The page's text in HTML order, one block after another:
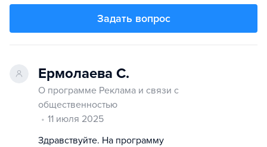
Задать вопрос
Ермолаева С.
О программе Реклама и связи с
общественностью
11 июля 2025
Здравствуйте. На программу